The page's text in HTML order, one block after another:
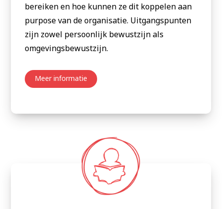
bereiken en hoe kunnen ze dit koppelen aan
purpose van de organisatie. Uitgangspunten
zijn zowel persoonlijk bewustzijn als
omgevingsbewustzijn.
Meer informatie